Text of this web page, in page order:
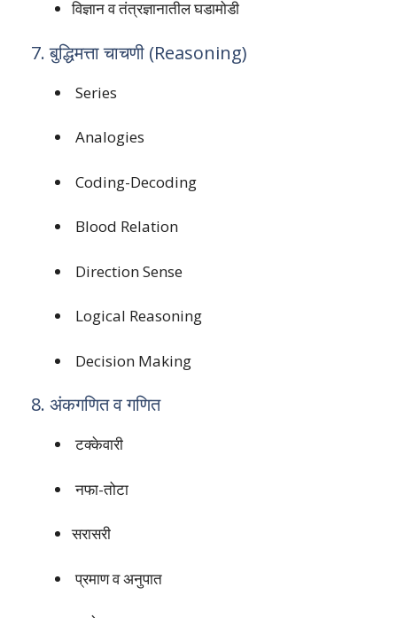
विज्ञान व तंत्रज्ञानातील घडामोडी
7. बुद्धिमत्ता चाचणी (Reasoning)
Series
Analogies
Coding-Decoding
Blood Relation
Direction Sense
Logical Reasoning
Decision Making
8. अंकगणित व गणित
टक्केवारी
नफा-तोटा
सरासरी
प्रमाण व अनुपात